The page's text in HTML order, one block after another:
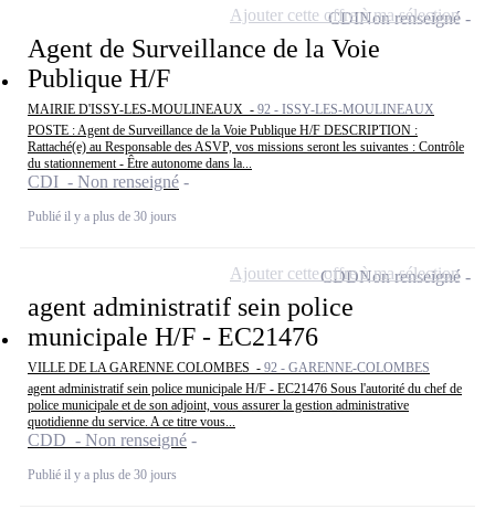
Agent de Surveillance de la Voie
Publique H/F
MAIRIE D'ISSY-LES-MOULINEAUX - 92 - ISSY-LES-MOULINEAUX
POSTE : Agent de Surveillance de la Voie Publique H/F DESCRIPTION :
Rattaché(e) au Responsable des ASVP, vos missions seront les suivantes : Contrôle
du stationnement - Être autonome dans la...
CDI - Non renseigné
Publié il y a plus de 30 jours
CDINon renseigné
Ajouter cette offre à ma sélection
agent administratif sein police
municipale H/F - EC21476
VILLE DE LA GARENNE COLOMBES - 92 - GARENNE-COLOMBES
agent administratif sein police municipale H/F - EC21476 Sous l'autorité du chef de
police municipale et de son adjoint, vous assurer la gestion administrative
quotidienne du service. A ce titre vous...
CDD - Non renseigné
Publié il y a plus de 30 jours
CDDNon renseigné
Ajouter cette offre à ma sélection